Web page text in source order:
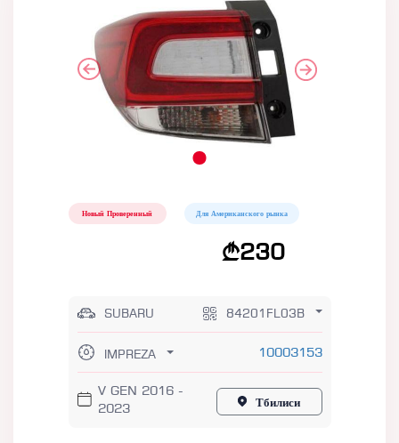
Новый Проверенный Для Американского рынка
230
SUBARU 84201FL03B
IMPREZA 10003153
V GEN 2016 -
2023
Тбилиси